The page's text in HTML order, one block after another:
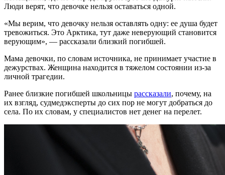
Люди верят, что девочке нельзя оставаться одной.
«Мы верим, что девочку нельзя оставлять одну: ее душа будет
тревожиться. Это Арктика, тут даже неверующий становится
верующим», — рассказали близкий погибшей.
Мама девочки, по словам источника, не принимает участие в
дежурствах. Женщина находится в тяжелом состоянии из-за
личной трагедии.
Ранее близкие погибшей школьницы рассказали, почему, на
их взгляд, судмедэксперты до сих пор не могут добраться до
села. По их словам, у специалистов нет денег на перелет.